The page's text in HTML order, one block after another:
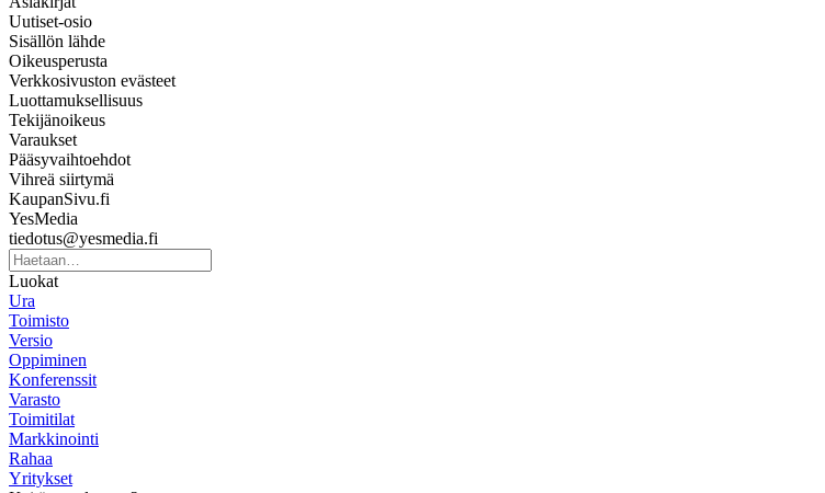
Uutiset-osio
Sisällön lähde
Oikeusperusta
Verkkosivuston evästeet
Luottamuksellisuus
Tekijänoikeus
Varaukset
Pääsyvaihtoehdot
Vihreä siirtymä
KaupanSivu.fi
YesMedia
tiedotus@yesmedia.fi
Luokat
Ura
Toimisto
Versio
Oppiminen
Konferenssit
Varasto
Toimitilat
Markkinointi
Rahaa
Yritykset